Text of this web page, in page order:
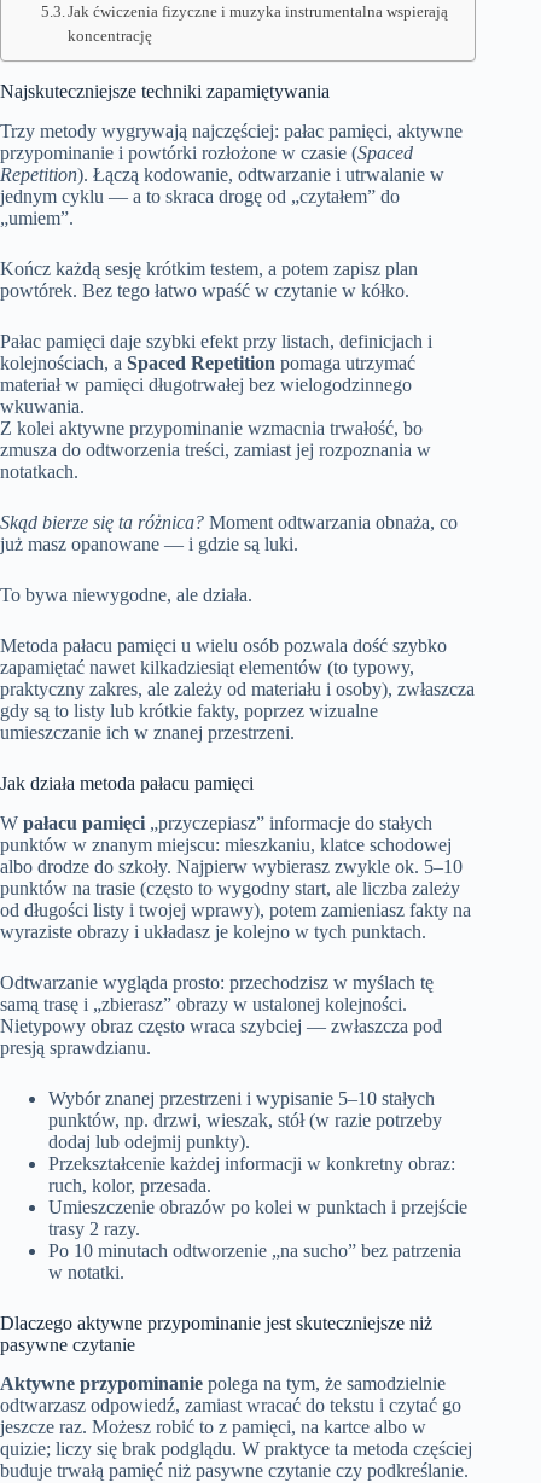
Jak ćwiczenia fizyczne i muzyka instrumentalna wspierają
koncentrację
Najskuteczniejsze techniki zapamiętywania
Trzy metody wygrywają najczęściej: pałac pamięci, aktywne
przypominanie i powtórki rozłożone w czasie (Spaced
Repetition). Łączą kodowanie, odtwarzanie i utrwalanie w
jednym cyklu — a to skraca drogę od „czytałem” do
„umiem”.
Kończ każdą sesję krótkim testem, a potem zapisz plan
powtórek. Bez tego łatwo wpaść w czytanie w kółko.
Pałac pamięci daje szybki efekt przy listach, definicjach i
kolejnościach, a Spaced Repetition pomaga utrzymać
materiał w pamięci długotrwałej bez wielogodzinnego
wkuwania.
Z kolei aktywne przypominanie wzmacnia trwałość, bo
zmusza do odtworzenia treści, zamiast jej rozpoznania w
notatkach.
Skąd bierze się ta różnica? Moment odtwarzania obnaża, co
już masz opanowane — i gdzie są luki.
To bywa niewygodne, ale działa.
Metoda pałacu pamięci u wielu osób pozwala dość szybko
zapamiętać nawet kilkadziesiąt elementów (to typowy,
praktyczny zakres, ale zależy od materiału i osoby), zwłaszcza
gdy są to listy lub krótkie fakty, poprzez wizualne
umieszczanie ich w znanej przestrzeni.
Jak działa metoda pałacu pamięci
W pałacu pamięci „przyczepiasz” informacje do stałych
punktów w znanym miejscu: mieszkaniu, klatce schodowej
albo drodze do szkoły. Najpierw wybierasz zwykle ok. 5–10
punktów na trasie (często to wygodny start, ale liczba zależy
od długości listy i twojej wprawy), potem zamieniasz fakty na
wyraziste obrazy i układasz je kolejno w tych punktach.
Odtwarzanie wygląda prosto: przechodzisz w myślach tę
samą trasę i „zbierasz” obrazy w ustalonej kolejności.
Nietypowy obraz często wraca szybciej — zwłaszcza pod
presją sprawdzianu.
Wybór znanej przestrzeni i wypisanie 5–10 stałych
punktów, np. drzwi, wieszak, stół (w razie potrzeby
dodaj lub odejmij punkty).
Przekształcenie każdej informacji w konkretny obraz:
ruch, kolor, przesada.
Umieszczenie obrazów po kolei w punktach i przejście
trasy 2 razy.
Po 10 minutach odtworzenie „na sucho” bez patrzenia
w notatki.
Dlaczego aktywne przypominanie jest skuteczniejsze niż
pasywne czytanie
Aktywne przypominanie polega na tym, że samodzielnie
odtwarzasz odpowiedź, zamiast wracać do tekstu i czytać go
jeszcze raz. Możesz robić to z pamięci, na kartce albo w
quizie; liczy się brak podglądu. W praktyce ta metoda częściej
buduje trwałą pamięć niż pasywne czytanie czy podkreślanie.